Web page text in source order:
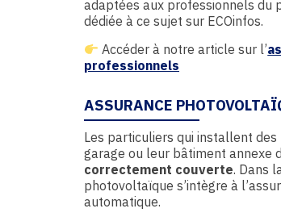
adaptées aux professionnels du
dédiée à ce sujet sur ECOinfos.
Accéder à notre article sur l’
professionnels
ASSURANCE
Les particuliers qui installent
garage ou leur bâtiment annexe
correctement couverte. Dans
photovoltaïque s’intègre à
automatique.